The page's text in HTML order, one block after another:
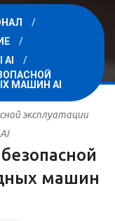
МАШИН AI
эксплуатации
машин